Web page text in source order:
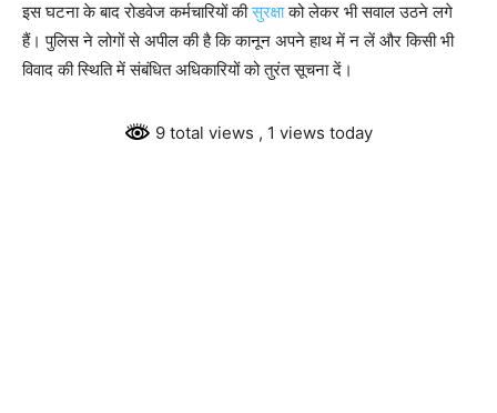
इस घटना के बाद रोडवेज कर्मचारियों कीसुरक्षाको लेकर भी सवाल उठने लगे
हैं। पुलिस ने लोगों से अपील की है कि कानून अपने हाथ में न लें और किसी भी
विवाद की स्थिति में संबंधित अधिकारियों को तुरंत सूचना दें।
9 total views , 1 views today